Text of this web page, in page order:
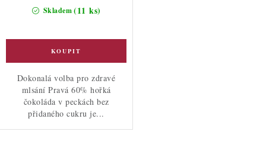
Skladem(11 ks)
Dokonalá volba pro zdravé
mlsání Pravá 60% hořká
čokoláda v peckách bez
přidaného cukru je...